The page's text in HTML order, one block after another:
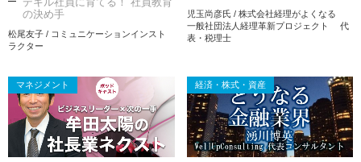
の決め手
松尾友子 / コミュニケーションインスト
ラクター
児玉尚彦氏 / 株式会社経理がよくなる
一般社団法人経理革新プロジェクト 代
表・税理士
マネジメント 経済・株式・資産